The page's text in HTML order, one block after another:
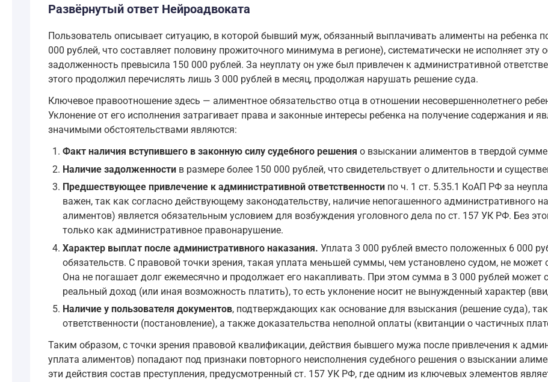
Развёрнутый ответ Нейроадвоката
Пользователь описывает ситуацию, в которой бывший муж, обязанный выплачивать алименты на ребенка
000 рублей, что составляет половину прожиточного минимума в регионе), систематически не исполняет
задолженность превысила 150 000 рублей. За неуплату он уже был привлечен к административной
этого продолжил перечислять лишь 3 000 рублей в месяц, продолжая нарушать решение суда.
Ключевое правоотношение здесь — алиментное обязательство отца в отношении несовершеннолетнего
Уклонение от его исполнения затрагивает права и законные интересы ребенка на получение содержания и
значимыми обстоятельствами являются:
Факт наличия вступившего в законную силу судебного решения о взыскании алиментов в твердой
Наличие задолженностив размере более 150 000 рублей, что свидетельствует о длительности и
Предшествующее привлечение к административной ответственностипо ч. 1 ст. 5.35.1 КоАП РФ за
важен, так как согласно действующему законодательству, наличие непогашенного административного
алиментов) является обязательным условием для возбуждения уголовного дела по ст. 157 УК РФ. Без
только как административное правонарушение.
Характер выплат после административного наказания. Уплата 3 000 рублей вместо положенных 6 000
обязательств. С правовой точки зрения, такая уплата меньшей суммы, чем установлено судом, не
Она не погашает долг ежемесячно и продолжает его накапливать. При этом сумма в 3 000 рублей может
реальный доход (или иная возможность платить), то есть уклонение носит не вынужденный характер
Наличие у пользователя документов, подтверждающих как основание для взыскания (решение суда),
ответственности (постановление), а также доказательства неполной оплаты (квитанции о частичных
Таким образом, с точки зрения правовой квалификации, действия бывшего мужа после привлечения к
уплата алиментов) попадают под признаки повторного неисполнения судебного решения о взыскании
эти действия состав преступления, предусмотренный ст. 157 УК РФ, где одним из ключевых элементов